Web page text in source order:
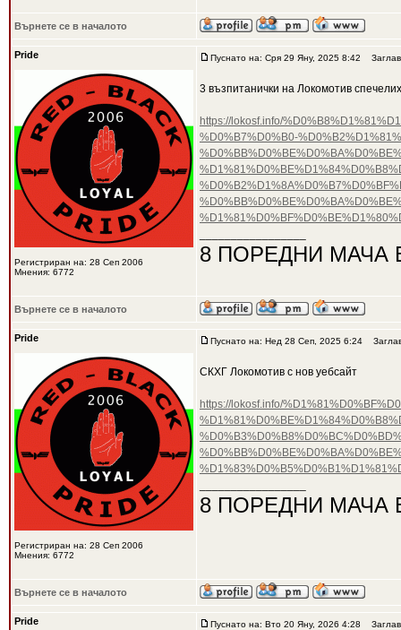
Върнете се в началото
Pride
Регистриран на: 28 Сеп 2006
Мнения: 6772
Пуснато на: Сря 29 Яну, 2025 8:42
3 възпитанички на Локомотив
https://lokosf.info/
%D0%B7%D0%B0-
8 ПОРЕДНИ МАЧА
Върнете се в началото
Pride
Регистриран на: 28 Сеп 2006
Мнения: 6772
Пуснато на: Нед 28 Сеп, 2025 6:24
СКХГ Локомотив с нов уебсайт
https://lokosf.info/
8 ПОРЕДНИ МАЧА
Върнете се в началото
Pride Пуснато на: Вто 20 Яну, 2026 4:28